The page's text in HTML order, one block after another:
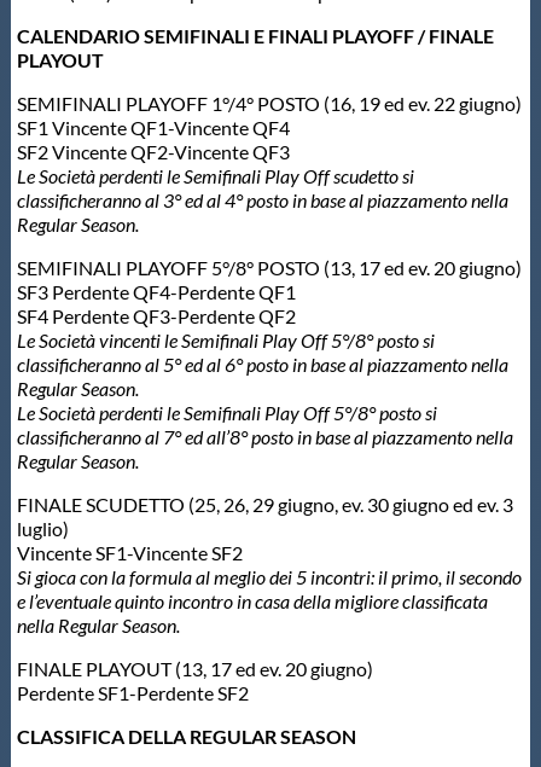
CALENDARIO SEMIFINALI E FINALI PLAYOFF / FINALE
PLAYOUT
SEMIFINALI PLAYOFF 1°/4° POSTO (16, 19 ed ev. 22 giugno)
SF1 Vincente QF1-Vincente QF4
SF2 Vincente QF2-Vincente QF3
Le Società perdenti le Semifinali Play Off scudetto si
classificheranno al 3° ed al 4° posto in base al piazzamento nella
Regular Season.
SEMIFINALI PLAYOFF 5°/8° POSTO (13, 17 ed ev. 20 giugno)
SF3 Perdente QF4-Perdente QF1
SF4 Perdente QF3-Perdente QF2
Le Società vincenti le Semifinali Play Off 5°/8° posto si
classificheranno al 5° ed al 6° posto in base al piazzamentonella
Regular Season.
Le Società perdenti le Semifinali Play Off 5°/8° posto si
classificheranno al 7° ed all’8° posto in base al piazzamentonella
Regular Season.
FINALE SCUDETTO (25, 26, 29 giugno, ev. 30 giugno ed ev. 3
luglio)
Vincente SF1-Vincente SF2
Si gioca con la formula al meglio dei 5 incontri: il primo, il secondo
e l’eventuale quinto incontro in casa della migliore classificata
nella Regular Season.
FINALE PLAYOUT (13, 17 ed ev. 20 giugno)
Perdente SF1-Perdente SF2
CLASSIFICA DELLA REGULAR SEASON